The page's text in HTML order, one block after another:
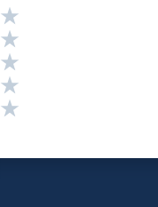
Valutazione